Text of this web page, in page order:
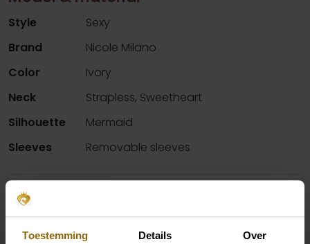
Toestemming Details Over
Style
Sexy
Brand
Nicole Milano
Color
Ivory
Neck
Strapless, Sweetheart
Silhouette
Mermaid
Sleeves
Removable sleeves
Availability per shop